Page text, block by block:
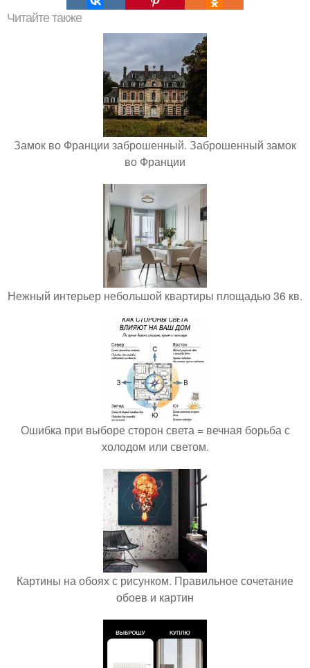
Читайте также
Замок во Франции заброшенный. Заброшенный замок
во Франции
Нежный интерьер небольшой квартиры площадью 36 кв.
Ошибка при выборе сторон света = вечная борьба с
холодом или светом.
Картины на обоях с рисунком. Правильное сочетание
обоев и картин